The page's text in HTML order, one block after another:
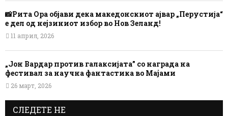
📸Рита Ора објави дека македонскиот ајвар „Перустија“
е дел од нејзиниот избор во Нов Зеланд!
11 април, 2026
„Јон Вардар против галаксијата” со награда на
фестивал за научна фантастика во Мајами
26 март, 2026
СЛЕДЕТЕ НЕ